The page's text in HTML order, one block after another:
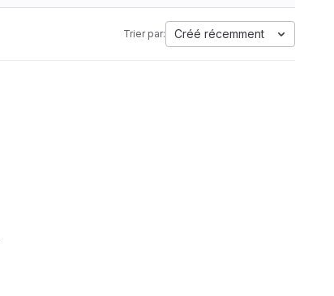
Trier par: Créé récemment